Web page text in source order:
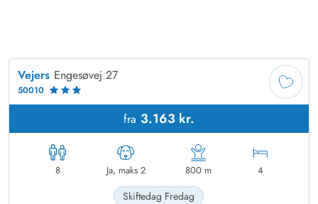
Vejers Engesøvej 27
50010
fra 3.163 kr.
8 Ja, maks 2 800 m 4
Skiftedag Fredag